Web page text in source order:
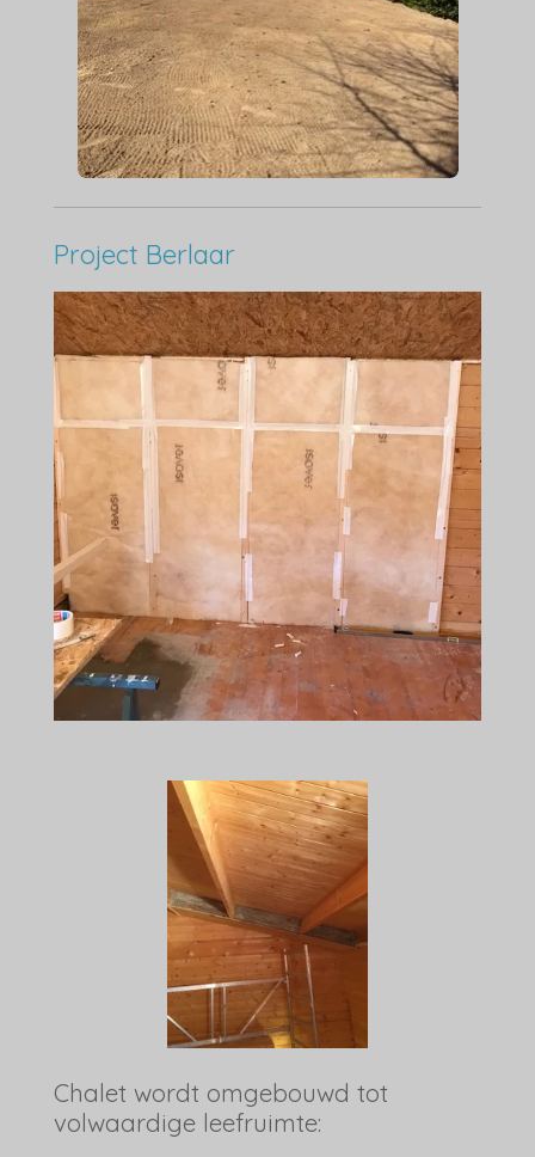
Project Berlaar
Chalet wordt omgebouwd tot
volwaardige leefruimte: